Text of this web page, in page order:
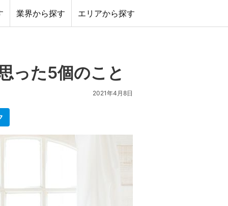
業界から探す エリアから探す
った5個のこと
2021年4月8日